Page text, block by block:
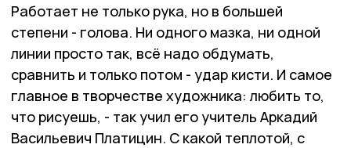
Работает не только рука, но в большей
степени - голова. Ни одного мазка, ни одной
линии просто так, всё надо обдумать,
сравнить и только потом - удар кисти. И самое
главное в творчестве художника: любить то,
что рисуешь, - так учил его учитель Аркадий
Васильевич Платицин. С какой теплотой, с